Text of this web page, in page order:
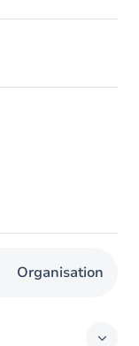
Organisation